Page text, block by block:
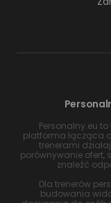
Personalny.eu
platforma łącząca
trenerami
porównywanie ofert,
znaleźć
Dla trenerów
budowania